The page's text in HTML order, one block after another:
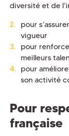
diversité et de
pour
vigueur
pour
meilleurs
pour
son activité
Pour
française